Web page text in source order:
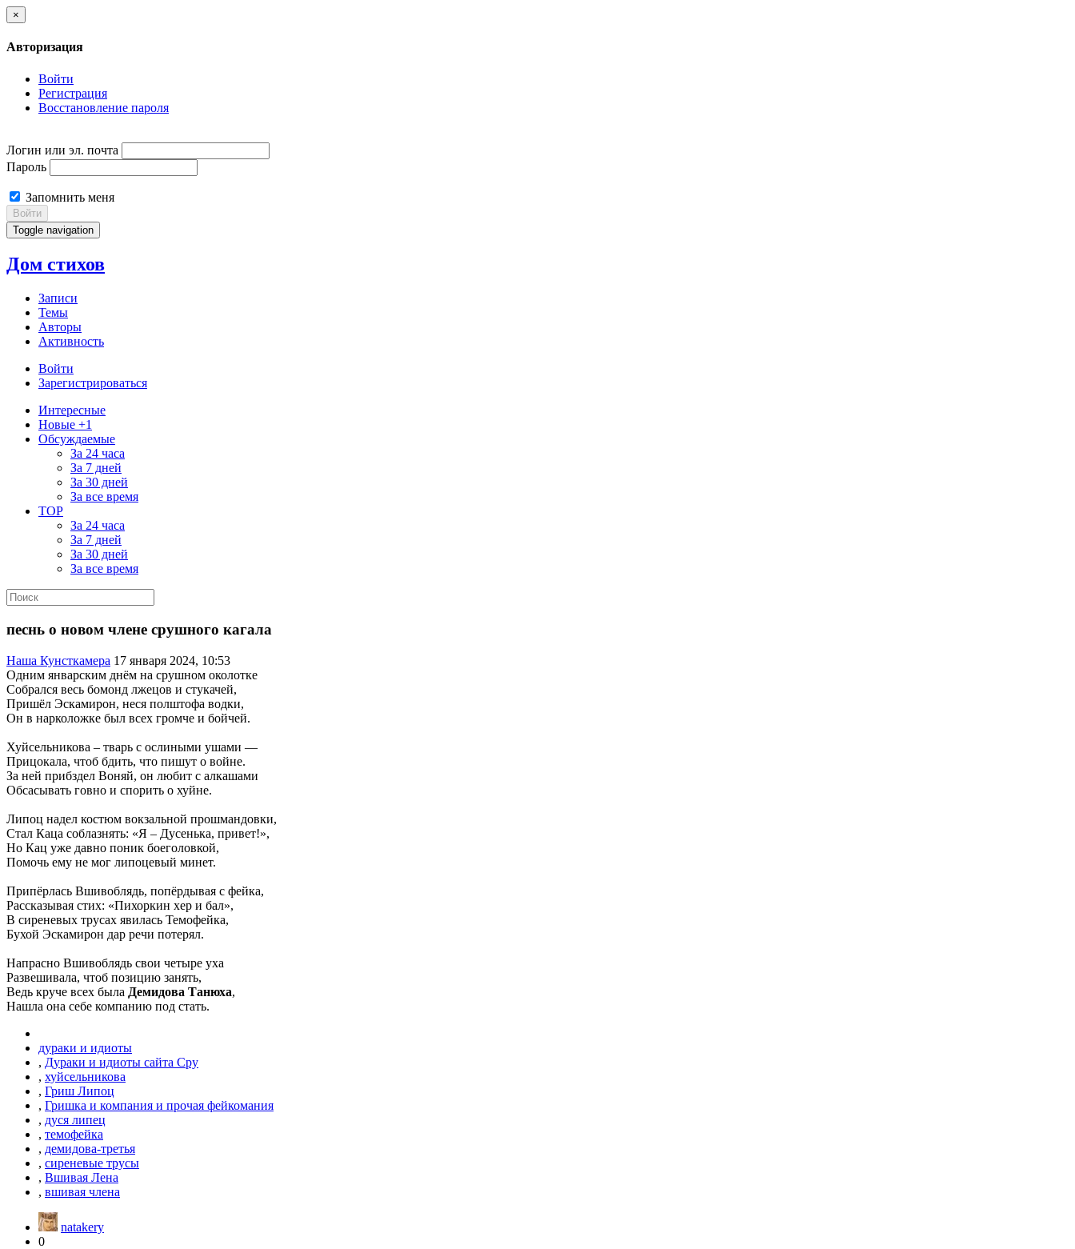
×
Авторизация
Войти
Регистрация
Восстановление пароля
Логин или эл. почта
Пароль
Запомнить меня
Войти
Toggle navigation
Дом стихов
Записи
Темы
Авторы
Активность
Войти
Зарегистрироваться
Интересные
Новые +1
Обсуждаемые
За 24 часа
За 7 дней
За 30 дней
За все время
TOP
За 24 часа
За 7 дней
За 30 дней
За все время
песнь о новом члене срушного кагала
Наша Кунсткамера 17 января 2024, 10:53
Одним январским днём на срушном околотке
Собрался весь бомонд лжецов и стукачей,
Пришёл Эскамирон, неся полштофа водки,
Он в нарколожке был всех громче и бойчей.
Хуйсельникова – тварь с ослиными ушами —
Прицокала, чтоб бдить, что пишут о войне.
За ней прибздел Воняй, он любит с алкашами
Обсасывать говно и спорить о хуйне.
Липоц надел костюм вокзальной прошмандовки,
Стал Каца соблазнять: «Я – Дусенька, привет!»,
Но Кац уже давно поник боеголовкой,
Помочь ему не мог липоцевый минет.
Припёрлась Вшивоблядь, попёрдывая с фейка,
Рассказывая стих: «Пихоркин хер и бал»,
В сиреневых трусах явилась Темофейка,
Бухой Эскамирон дар речи потерял.
Напрасно Вшивоблядь свои четыре уха
Развешивала, чтоб позицию занять,
Ведь круче всех была Демидова Танюха,
Нашла она себе компанию под стать.
дураки и идиоты
, Дураки и идиоты сайта Сру
, хуйсельникова
, Гриш Липоц
, Гришка и компания и прочая фейкомания
, дуся липец
, темофейка
, демидова-третья
, сиреневые трусы
, Вшивая Лена
, вшивая члена
natakery
0